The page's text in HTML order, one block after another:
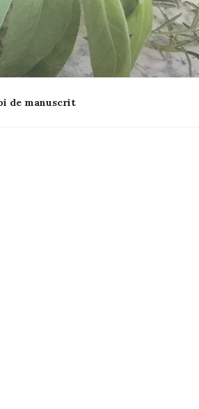
de manuscrit